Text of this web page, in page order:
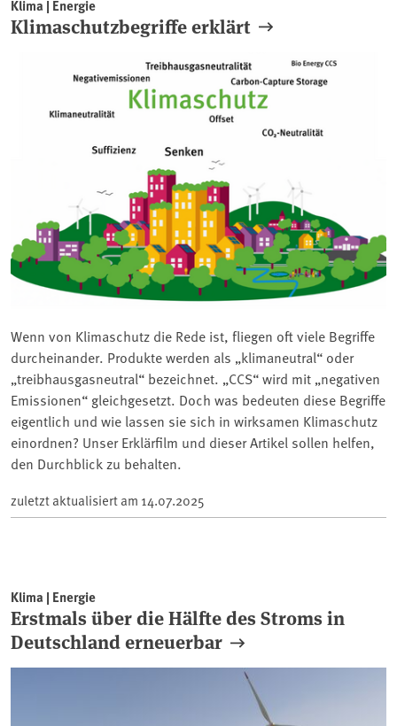
Klima | Energie
Klimaschutzbegriffe erklärt
Wenn von Klimaschutz die Rede ist, fliegen oft viele Begriffe
durcheinander. Produkte werden als „klimaneutral“ oder
„treibhausgasneutral“ bezeichnet. „CCS“ wird mit „negativen
Emissionen“ gleichgesetzt. Doch was bedeuten diese Begriffe
eigentlich und wie lassen sie sich in wirksamen Klimaschutz
einordnen? Unser Erklärfilm und dieser Artikel sollen helfen,
den Durchblick zu behalten.
zuletzt aktualisiert am 14.07.2025
Klima | Energie
Erstmals über die Hälfte des Stroms in
Deutschland erneuerbar